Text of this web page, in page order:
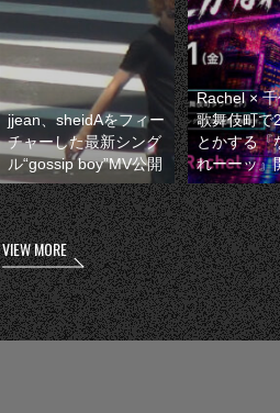
jjean、sheidAをフィー
チャーした最新シング
ル“gossip boy”MV公開
Rachel ×
歌舞伎町で
とかする『
れーーッ』
VIEW MORE